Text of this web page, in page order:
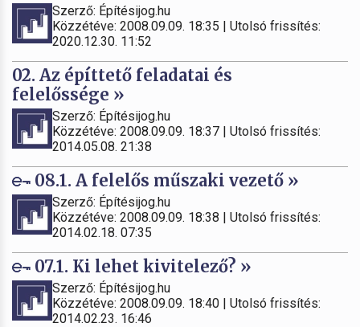
Szerző: Építésijog.hu
Közzétéve: 2008.09.09. 18:35 | Utolsó frissítés:
2020.12.30. 11:52
02. Az építtető feladatai és
felelőssége »
Szerző: Építésijog.hu
Közzétéve: 2008.09.09. 18:37 | Utolsó frissítés:
2014.05.08. 21:38
08.1. A felelős műszaki vezető »
Szerző: Építésijog.hu
Közzétéve: 2008.09.09. 18:38 | Utolsó frissítés:
2014.02.18. 07:35
07.1. Ki lehet kivitelező? »
Szerző: Építésijog.hu
Közzétéve: 2008.09.09. 18:40 | Utolsó frissítés:
2014.02.23. 16:46